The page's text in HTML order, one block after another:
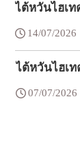
ไต้หวันไฮเท
14/07/2026
ไต้หวันไฮเท
07/07/2026